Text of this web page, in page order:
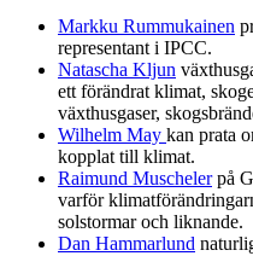
Markku Rummukainen
representant i IPCC.
Natascha Kljun
ett förändrat klimat,
växthusgaser,
Wilhelm May kan prata
kopplat till klimat.
Raimund Muschelerpå
varför
solstormar och liknande.
Dan Hammarlund